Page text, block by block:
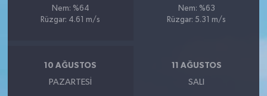
Nem: %64
Rüzgar: 4.61 m/s
Nem: %63
Rüzgar: 5.31 m/s
10 AĞUSTOS
PAZARTESI
11 AĞUSTOS
SALI